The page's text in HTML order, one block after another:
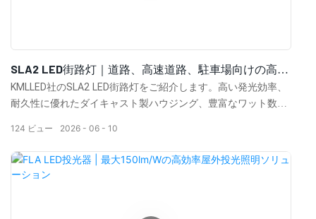
SLA2 LED街路灯｜道路、高速道路、駐車場向けの高効
率道路照明ソリューション
KMLLED社のSLA2 LED街路灯をご紹介します。高い発光効率、
耐久性に優れたダイキャスト製ハウジング、豊富なワット数オ
クトなど、屋外での信頼性の高い性能を特長としています。
2026 06 10
124 ビュー